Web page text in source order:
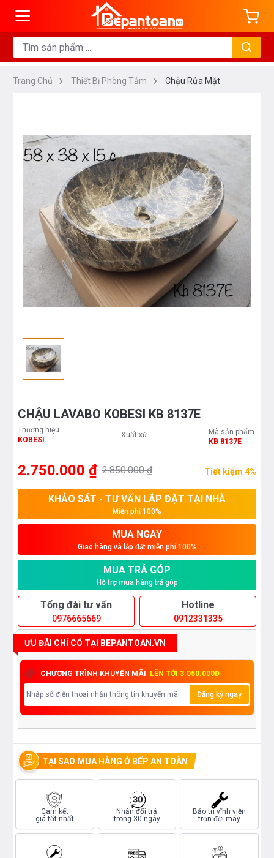
Trang Chủ Thiết Bị Phòng Tắm Chậu Rửa Mặt
CHẬU LAVABO KOBESI KB 8137E
Thương hiệu
KOBESI
Xuất xứ
Mã sản phẩm
KB 8137E
2.750.000 ₫ 2.850.000 ₫ Tiết kiệm 4%
KHẢO SÁT - TƯ VẤN LẮP ĐẶT TẠI NHÀ
Miễn phí 100%
MUA NGAY
Giao hàng và lắp đặt miễn phí 100%
MUA TRẢ GÓP
Hỗ trợ mua hàng trả góp
Tổng đài tư vấn
0976665669
Hotline
0912331335
ƯU ĐÃI CHỈ CÓ TẠI BEPANTOAN.VN
CHƯƠNG TRÌNH KHUYẾN MÃI LÊN TỚI 3.050.000Đ
Đăng ký ngay
TẠI SAO MUA HÀNG Ở BẾP AN TOÀN
Cam kết
giá tốt nhất
Nhận đổi trả
trong 30 ngày
Bảo trì vĩnh viễn
trọn đời máy